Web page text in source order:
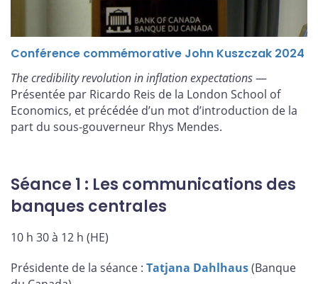
Conférence commémorative John Kuszczak 2024
The credibility revolution in inflation expectations—
Présentée par Ricardo Reis de la London School of
Economics, et précédée d’un mot d’introduction de la
part du sous-gouverneur Rhys Mendes.
Séance 1 : Les communications des
banques centrales
10 h 30 à 12 h (HE)
Présidente de la séance : Tatjana Dahlhaus(Banque